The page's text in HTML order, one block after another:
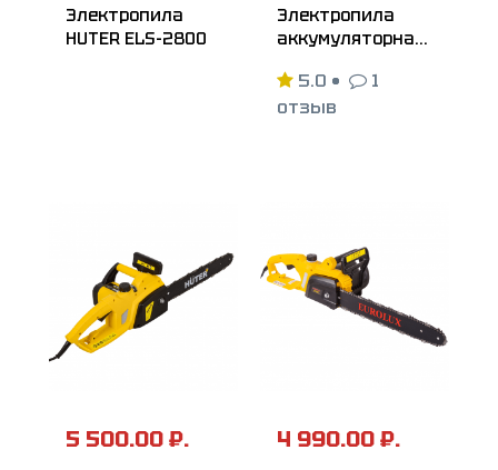
Электропила
HUTER ELS-2800
Электропила
аккумуляторная
5.0 •
1
отзыв
5 500.00 ₽. 4 990.00 ₽.